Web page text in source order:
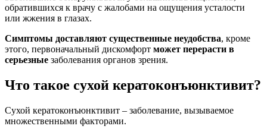
обратившихся к врачу с жалобами на ощущения усталости
или жжения в глазах.
Симптомы доставляют существенные неудобства, кроме
этого, первоначальный дискомфорт может перерасти в
серьезные заболевания органов зрения.
Что такое сухой кератоконъюнктивит?
Сухой кератоконъюнктивит – заболевание, вызываемое
множественными факторами.